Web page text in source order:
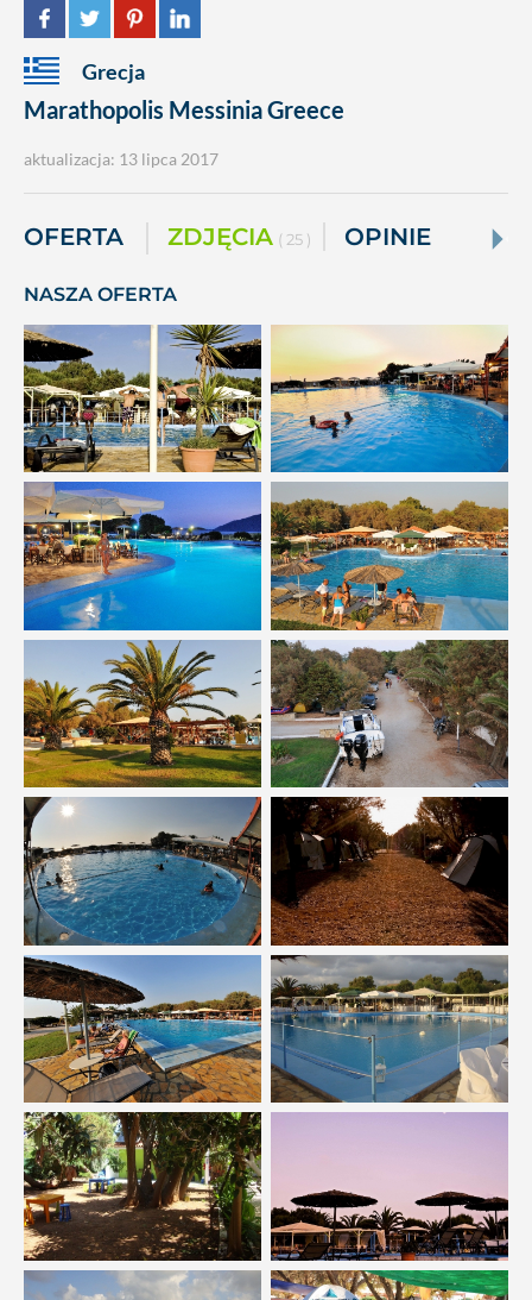
Grecja
Marathopolis Messinia Greece
aktualizacja: 13 lipca 2017
OFERTA ZDJĘCIA ( 25 ) OPINIE
NASZA OFERTA